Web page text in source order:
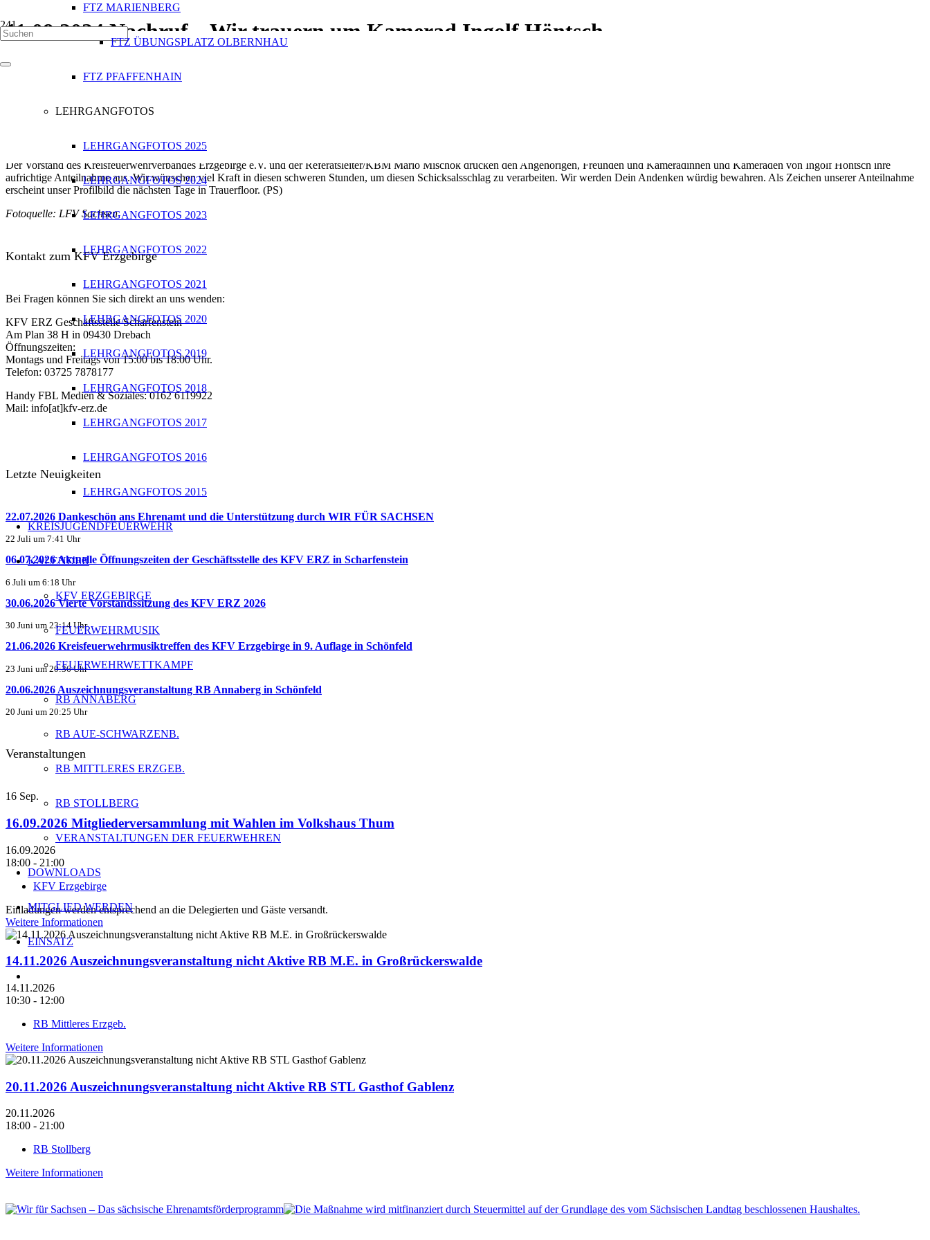
FTZ MARIENBERG
FTZ ÜBUNGSPLATZ OLBERNHAU
FTZ PFAFFENHAIN
LEHRGANGFOTOS
LEHRGANGFOTOS 2025
LEHRGANGFOTOS 2024
LEHRGANGFOTOS 2023
LEHRGANGFOTOS 2022
LEHRGANGFOTOS 2021
LEHRGANGFOTOS 2020
LEHRGANGFOTOS 2019
LEHRGANGFOTOS 2018
LEHRGANGFOTOS 2017
LEHRGANGFOTOS 2016
LEHRGANGFOTOS 2015
KREISJUGENDFEUERWEHR
KALENDER
KFV ERZGEBIRGE
FEUERWEHRMUSIK
FEUERWEHRWETTKAMPF
RB ANNABERG
RB AUE-SCHWARZENB.
RB MITTLERES ERZGEB.
RB STOLLBERG
VERANSTALTUNGEN DER FEUERWEHREN
DOWNLOADS
MITGLIED WERDEN
EINSATZ
11.09.2024 Nachruf – Wir trauern um Kamerad Ingolf Höntsch
Mit Entsetzen haben wir vom viel zu frühen Tod am 09.09.2024 des Kameraden Brandinspektor Ingolf Höntsch erfahren. Unzähligen Führungskräften, auch aus dem Erzgebirgskreis, hat Ingolf eindrucksvoll
die Führungslehre als Fachlehrer an der LFS vermittelt, wobei viel Praxisbezug, absolutes Fachwissen und ein Scherz nie fehlen durften. Er war seit 1978 Aktives Mitglied der Freiwillige Feuerwehr
Von 2018 bis 2023 war er stellvertretender Vorsitzender im Landesfeuerwehrverband Sachsen e.V. Zuletzt war er beruflich im Vorbeugenden Brandschutz bei der BF Görlitz tätig. Mit Ingolf verliert das
LFV 2018. Das „Halt Feuerwehr“ auf der Kelle spricht eindeutig von seinem Lebenselixier Feuerwehr.
Der Vorstand des Kreisfeuerwehrverbandes Erzgebirge e.V. und der Referatsleiter/KBM Mario Mischok drücken den Angehörigen, Freunden und Kameradinnen und Kameraden von Ingolf Höntsch ihre
aufrichtige Anteilnahme aus. Wir wünschen viel Kraft in diesen schweren Stunden, um diesen Schicksalsschlag zu verarbeiten. Wir werden Dein Andenken würdig bewahren. Als Zeichen unserer Anteilnahme
erscheint unser Profilbild die nächsten Tage in Trauerfloor. (PS)
Fotoquelle: LFV Sachsen
Kontakt zum KFV Erzgebirge
Bei Fragen können Sie sich direkt an uns wenden:
KFV ERZ Geschäftsstelle Scharfenstein
Am Plan 38 H in 09430 Drebach
Öffnungszeiten:
Montags und Freitags von 15:00 bis 18:00 Uhr.
Telefon: 03725 7878177
Handy FBL Medien & Soziales: 0162 6119922
Mail: info[at]kfv-erz.de
Letzte Neuigkeiten
22.07.2026 Dankeschön ans Ehrenamt und die Unterstützung durch WIR FÜR SACHSEN
22 Juli um 7:41 Uhr
06.07.2026 Aktuelle Öffnungszeiten der Geschäftsstelle des KFV ERZ in Scharfenstein
6 Juli um 6:18 Uhr
30.06.2026 Vierte Vorstandssitzung des KFV ERZ 2026
30 Juni um 23:14 Uhr
21.06.2026 Kreisfeuerwehrmusiktreffen des KFV Erzgebirge in 9. Auflage in Schönfeld
23 Juni um 20:36 Uhr
20.06.2026 Auszeichnungsveranstaltung RB Annaberg in Schönfeld
20 Juni um 20:25 Uhr
Veranstaltungen
16 Sep.
16.09.2026 Mitgliederversammlung mit Wahlen im Volkshaus Thum
16.09.2026
18:00 - 21:00
KFV Erzgebirge
Einladungen werden entsprechend an die Delegierten und Gäste versandt.
Weitere Informationen
14.11.2026 Auszeichnungsveranstaltung nicht Aktive RB M.E. in Großrückerswalde
14.11.2026
10:30 - 12:00
RB Mittleres Erzgeb.
Weitere Informationen
20.11.2026 Auszeichnungsveranstaltung nicht Aktive RB STL Gasthof Gablenz
20.11.2026
18:00 - 21:00
RB Stollberg
Weitere Informationen